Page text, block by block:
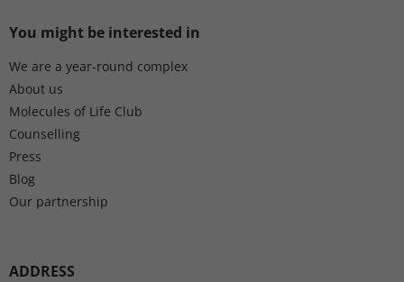
You might be interested in
We are a year-round complex
About us
Molecules of Life Club
Counselling
Press
Blog
Our partnership
ADDRESS